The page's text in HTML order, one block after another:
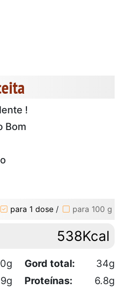
!
Bom
para 1 dose / para 100 g
538Kcal
Gord total:
34g
Proteínas:
6.8g